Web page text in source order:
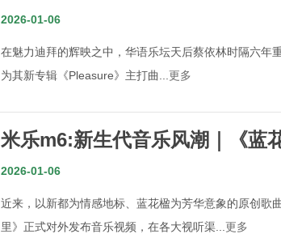
拜取景展示全球音乐构思中心特
2026-01-06
在魅力迪拜的辉映之中，华语乐坛天后蔡依林时隔六年
为其新专辑《Pleasure》主打曲...更多
米乐m6:新生代音乐风潮｜《蓝
里》MV正式上线川音附中学子唱
松懈感
2026-01-06
近来，以新都为情感地标、蓝花楹为芳华意象的原创歌
里》正式对外发布音乐视频，在各大视听渠...更多